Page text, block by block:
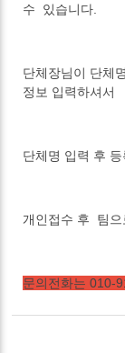
수 있습니다.
단체장님이 단체
정보 입력하셔서
단체명 입력 후
개인접수 후 팀으
문의전화는 010-